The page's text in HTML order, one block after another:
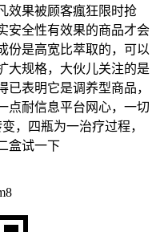
效果被顾客瘋狂限时抢
安全性有效果的商品才会
份是高宽比萃取的，可以
大规格，大伙儿关注的是
表明它是调养型商品，
点耐信息平台网心，一切
，四瓶为一治疗过程，
盒试一下